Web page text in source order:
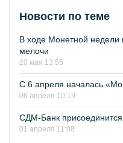
Новости по теме
В ходе Монетной недели
мелочи
20 мая 13:55
С 6 апреля началась
06 апреля 10:19
СДМ-Банк
01 апреля 11:08